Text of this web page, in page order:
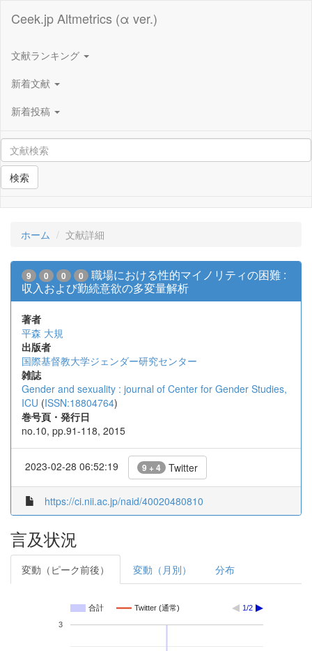
Ceek.jp Altmetrics (α ver.)
文献ランキング
新着文献
新着投稿
検索
ホーム 文献詳細
9 0 0 0
職場における性的マイノリティの困難 :
収入および勤続意欲の多変量解析
著者
平森 大規
出版者
国際基督教大学ジェンダー研究センター
雑誌
Gender and sexuality : journal of Center for Gender Studies,
ICU (ISSN:18804764)
巻号頁・発行日
no.10, pp.91-118, 2015
2023-02-28 06:52:19 9 + 4 Twitter
https://ci.nii.ac.jp/naid/40020480810
言及状況
変動（ピーク前後） 変動（月別） 分布
合計 Twitter (通常) 1/2
3